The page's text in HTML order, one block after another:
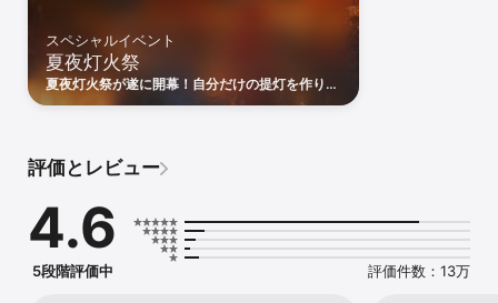
組織のプレイヤーと協力すれば、電撃戦、集団戦などの多様な戦法
◆強力な英雄を募集し、美女との逢瀬を楽しもう！◆
あなたの魅力に惹かれた「英雄」や「美女」が続々と登場！
お気に入りの英雄を育成＆強化すれば、さらに強力なパートナー
ば思いがけない力を発揮してくれることも！？
翻訳システムの実装により、世界中のプレイヤーとリアルタイムで
交流可能！
仲間とともに全世界に勢力を拡大して、他のボスや敵対勢力の動向
に目を配ろう。
スペシャルイベント
夏夜灯火祭
夏夜灯火祭が遂に開幕！自分だけの提灯を作り、
全サーバーで夏祭り会場の設営に参加して、豪華
評価とレビュー
4.6
5段階評価中 評価件数：13万